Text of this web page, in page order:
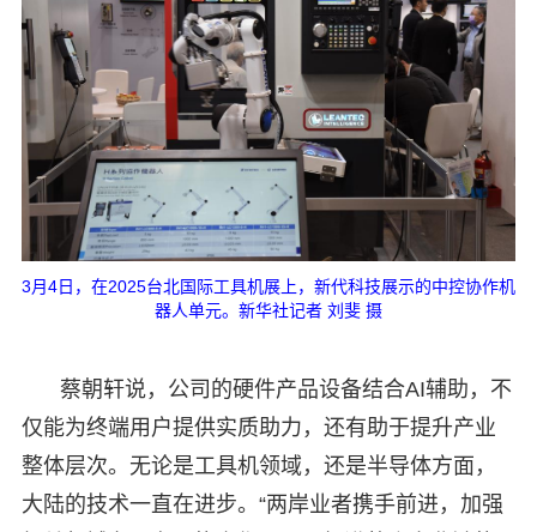
3月4日，在2025台北国际工具机展上，新代科技展示的中控协作机
器人单元。新华社记者 刘斐 摄
蔡朝轩说，公司的硬件产品设备结合AI辅助，不
仅能为终端用户提供实质助力，还有助于提升产业
整体层次。无论是工具机领域，还是半导体方面，
大陆的技术一直在进步。“两岸业者携手前进，加强